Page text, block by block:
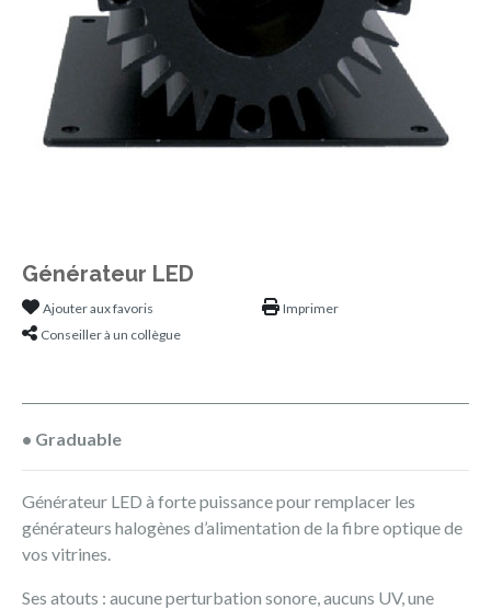
Générateur LED
Ajouter aux favoris
Conseiller à un collègue
Imprimer
• Graduable
Générateur LED à forte puissance pour remplacer les
générateurs halogènes d’alimentation de la fibre optique de
vos vitrines.
Ses atouts : aucune perturbation sonore, aucuns UV, une